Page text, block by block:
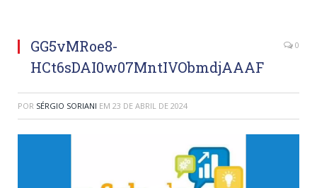
GG5vMRoe8-
HCt6sDAI0w07MntIVObmdjAAAF
0
POR SÉRGIO SORIANI EM 23 DE ABRIL DE 2024